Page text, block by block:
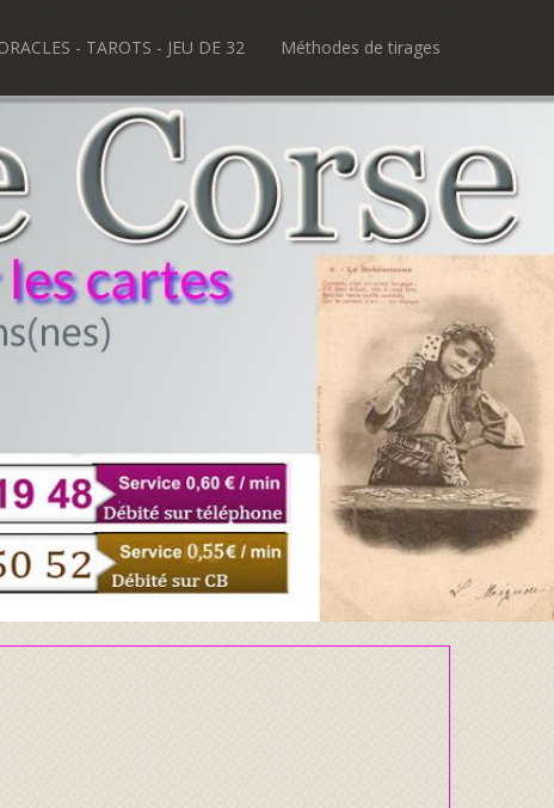
- TAROTS - JEU DE 32 Méthodes de tirages